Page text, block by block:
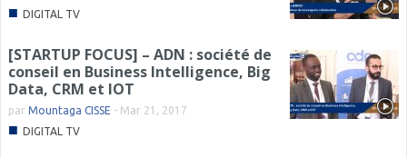
■ DIGITAL TV
[STARTUP FOCUS] – ADN : société de
conseil en Business Intelligence, Big
Data, CRM et IOT
par Mountaga CISSE - Mar 21, 2017
■ DIGITAL TV